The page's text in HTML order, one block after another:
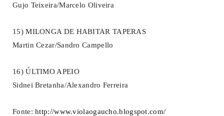
Gujo Teixeira/Marcelo Oliveira
15) MILONGA DE HABITAR TAPERAS
Martin Cezar/Sandro Campello
16) ÚLTIMO APEIO
Sidnei Bretanha/Alexandro Ferreira
Fonte:http://www.violaogaucho.blogspot.com/